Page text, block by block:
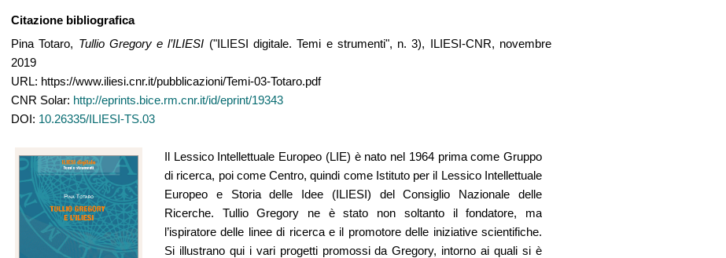
Citazione bibliografica
Pina Totaro, Tullio Gregory e l’ILIESI ("ILIESI digitale. Temi e strumenti", n. 3), ILIESI-CNR, novembre
2019
URL: https://www.iliesi.cnr.it/pubblicazioni/Temi-03-Totaro.pdf
CNR Solar: http://eprints.bice.rm.cnr.it/id/eprint/19343
DOI: 10.26335/ILIESI-TS.03
Il Lessico Intellettuale Europeo (LIE) è nato nel 1964 prima come Gruppo
di ricerca, poi come Centro, quindi come Istituto per il Lessico Intellettuale
Europeo e Storia delle Idee (ILIESI) del Consiglio Nazionale delle
Ricerche. Tullio Gregory ne è stato non soltanto il fondatore, ma
l’ispiratore delle linee di ricerca e il promotore delle iniziative scientifiche.
Si illustrano qui i vari progetti promossi da Gregory, intorno ai quali si è